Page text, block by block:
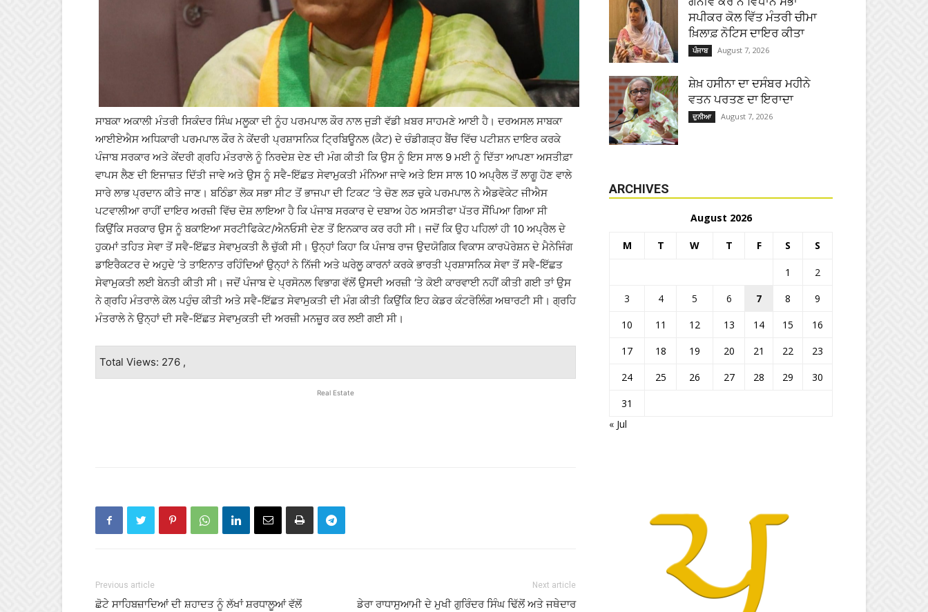
ਸਾਬਕਾ ਅਕਾਲੀ ਮੰਤਰੀ ਸਿਕੰਦਰ ਸਿੰਘ ਮਲੂਕਾ ਦੀ ਨੂੰਹ ਪਰਮਪਾਲ ਕੌਰ ਨਾਲ ਜੁੜੀ ਵੱਡੀ ਖ਼ਬਰ ਸਾਹਮਣੇ ਆਈ ਹੈ। ਦਰਅਸਲ ਸਾਬਕਾ
ਆਈਏਐਸ ਅਧਿਕਾਰੀ ਪਰਮਪਾਲ ਕੌਰ ਨੇ ਕੇਂਦਰੀ ਪ੍ਰਸ਼ਾਸਨਿਕ ਟ੍ਰਿਬਿਊਨਲ (ਕੈਟ) ਦੇ ਚੰਡੀਗੜ੍ਹ ਬੈਂਚ ਵਿੱਚ ਪਟੀਸ਼ਨ ਦਾਇਰ ਕਰਕੇ
ਪੰਜਾਬ ਸਰਕਾਰ ਅਤੇ ਕੇਂਦਰੀ ਗ੍ਰਹਿ ਮੰਤਰਾਲੇ ਨੂੰ ਨਿਰਦੇਸ਼ ਦੇਣ ਦੀ ਮੰਗ ਕੀਤੀ ਕਿ ਉਸ ਨੂੰ ਇਸ ਸਾਲ 9 ਮਈ ਨੂੰ ਦਿੱਤਾ ਆਪਣਾ ਅਸਤੀਫ਼ਾ
ਵਾਪਸ ਲੈਣ ਦੀ ਇਜਾਜ਼ਤ ਦਿੱਤੀ ਜਾਵੇ ਅਤੇ ਉਸ ਨੂੰ ਸਵੈ-ਇੱਛਤ ਸੇਵਾਮੁਕਤੀ ਮੰਨਿਆ ਜਾਵੇ ਅਤੇ ਇਸ ਸਾਲ 10 ਅਪ੍ਰੈਲ ਤੋਂ ਲਾਗੂ ਹੋਣ ਵਾਲੇ
ਸਾਰੇ ਲਾਭ ਪ੍ਰਦਾਨ ਕੀਤੇ ਜਾਣ। ਬਠਿੰਡਾ ਲੋਕ ਸਭਾ ਸੀਟ ਤੋਂ ਭਾਜਪਾ ਦੀ ਟਿਕਟ ‘ਤੇ ਚੋਣ ਲੜ ਚੁਕੇ ਪਰਮਪਾਲ ਨੇ ਐਡਵੋਕੇਟ ਜੀਐਸ
ਪਟਵਾਲੀਆ ਰਾਹੀਂ ਦਾਇਰ ਅਰਜ਼ੀ ਵਿੱਚ ਦੋਸ਼ ਲਾਇਆ ਹੈ ਕਿ ਪੰਜਾਬ ਸਰਕਾਰ ਦੇ ਦਬਾਅ ਹੇਠ ਅਸਤੀਫਾ ਪੱਤਰ ਸੌਂਪਿਆ ਗਿਆ ਸੀ
ਕਿਉਂਕਿ ਸਰਕਾਰ ਉਸ ਨੂੰ ਬਕਾਇਆ ਸਰਟੀਫਿਕੇਟ/ਐਨਓਸੀ ਦੇਣ ਤੋਂ ਇਨਕਾਰ ਕਰ ਰਹੀ ਸੀ। ਜਦੋਂ ਕਿ ਉਹ ਪਹਿਲਾਂ ਹੀ 10 ਅਪ੍ਰੈਲ ਦੇ
ਹੁਕਮਾਂ ਤਹਿਤ ਸੇਵਾ ਤੋਂ ਸਵੈ-ਇੱਛਤ ਸੇਵਾਮੁਕਤੀ ਲੈ ਚੁੱਕੀ ਸੀ। ਉਨ੍ਹਾਂ ਕਿਹਾ ਕਿ ਪੰਜਾਬ ਰਾਜ ਉਦਯੋਗਿਕ ਵਿਕਾਸ ਕਾਰਪੋਰੇਸ਼ਨ ਦੇ ਮੈਨੇਜਿੰਗ
ਡਾਇਰੈਕਟਰ ਦੇ ਅਹੁਦੇ ‘ਤੇ ਤਾਇਨਾਤ ਰਹਿੰਦਿਆਂ ਉਨ੍ਹਾਂ ਨੇ ਨਿੱਜੀ ਅਤੇ ਘਰੇਲੂ ਕਾਰਨਾਂ ਕਰਕੇ ਭਾਰਤੀ ਪ੍ਰਸ਼ਾਸਨਿਕ ਸੇਵਾ ਤੋਂ ਸਵੈ-ਇੱਛਤ
ਸੇਵਾਮੁਕਤੀ ਲਈ ਬੇਨਤੀ ਕੀਤੀ ਸੀ। ਜਦੋਂ ਪੰਜਾਬ ਦੇ ਪ੍ਰਸੋਨਲ ਵਿਭਾਗ ਵੱਲੋਂ ਉਸਦੀ ਅਰਜ਼ੀ ‘ਤੇ ਕੋਈ ਕਾਰਵਾਈ ਨਹੀਂ ਕੀਤੀ ਗਈ ਤਾਂ ਉਸ
ਨੇ ਗ੍ਰਹਿ ਮੰਤਰਾਲੇ ਕੋਲ ਪਹੁੰਚ ਕੀਤੀ ਅਤੇ ਸਵੈ-ਇੱਛਤ ਸੇਵਾਮੁਕਤੀ ਦੀ ਮੰਗ ਕੀਤੀ ਕਿਉਂਕਿ ਇਹ ਕੇਡਰ ਕੰਟਰੋਲਿੰਗ ਅਥਾਰਟੀ ਸੀ। ਗ੍ਰਹਿ
ਮੰਤਰਾਲੇ ਨੇ ਉਨ੍ਹਾਂ ਦੀ ਸਵੈ-ਇੱਛਤ ਸੇਵਾਮੁਕਤੀ ਦੀ ਅਰਜ਼ੀ ਮਨਜ਼ੂਰ ਕਰ ਲਈ ਗਈ ਸੀ।
Total Views: 276 ,
Real Estate
Previous article
ਛੋਟੇ ਸਾਹਿਬਜ਼ਾਦਿਆਂ ਦੀ ਸ਼ਹਾਦਤ ਨੂੰ ਲੱਖਾਂ ਸ਼ਰਧਾਲੂਆਂ ਵੱਲੋਂ
Next article
ਡੇਰਾ ਰਾਧਾਸੁਆਮੀ ਦੇ ਮੁਖੀ ਗੁਰਿੰਦਰ ਸਿੰਘ ਢਿੱਲੋਂ ਅਤੇ ਜਥੇਦਾਰ
ਸਪੀਕਰ ਕੋਲ ਵਿੱਤ ਮੰਤਰੀ ਚੀਮਾ
ਖ਼ਿਲਾਫ਼ ਨੋਟਿਸ ਦਾਇਰ ਕੀਤਾ
ਪੰਜਾਬ August 7, 2026
ਸ਼ੇਖ਼ ਹਸੀਨਾ ਦਾ ਦਸੰਬਰ ਮਹੀਨੇ
ਵਤਨ ਪਰਤਣ ਦਾ ਇਰਾਦਾ
ਦੁਨੀਆ August 7, 2026
ARCHIVES
August 2026
M T W T F S S
1
2
3
4 5 6 7 8
9
10
11 12 13 14 15
16
17
18 19 20 21 22
23
24
25 26 27 28 29
30
31
« Jul